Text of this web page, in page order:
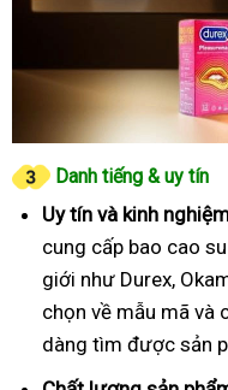
Danh tiếng & uy tín
Uy tín và kinh
cung cấp bao cao
giới như Durex,
chọn về mẫu mã và
dàng tìm được sản